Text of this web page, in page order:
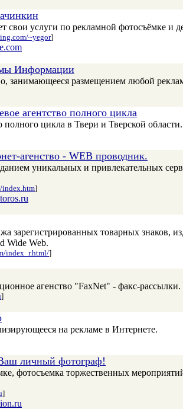
свои услуги по рекламной фотосъёмке и
~yegor]
Информации
занимающееся размещением любой
агентство полного цикла
полного цикла в Твери и Тверской области.
агенство - WEB проводник.
уникальных и привлекательных
index.htm]
зарегистрированных товарных знаков,
Wide Web.
index_r.html/]
агенство "FaxNet" - факс-рассылки.
]
на рекламе в Интернете.
личный фотограф!
фотосъемка торжественных
]